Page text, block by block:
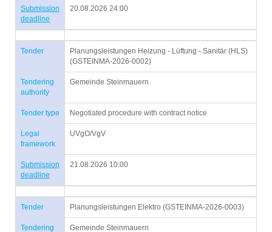
Submission
deadline
20.08.2026 24:00
Tender
Planungsleistungen Heizung - Lüftung - Sanitär (HLS)
(GSTEINMA-2026-0002)
Tendering
authority
Gemeinde Steinmauern
Tender type Negotiated procedure with contract notice
Legal
framework
UVgO/VgV
Submission
deadline
21.08.2026 10:00
Tender Planungsleistungen Elektro (GSTEINMA-2026-0003)
Tendering
Gemeinde Steinmauern